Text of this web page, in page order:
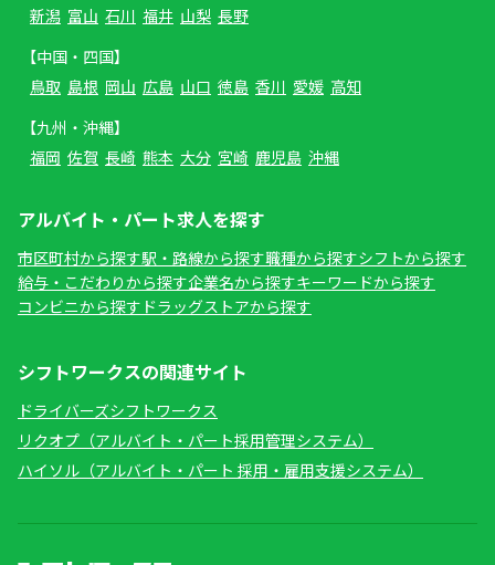
新潟 富山 石川 福井 山梨 長野
【中国・四国】
鳥取 島根 岡山 広島 山口 徳島 香川 愛媛 高知
【九州・沖縄】
福岡 佐賀 長崎 熊本 大分 宮崎 鹿児島 沖縄
アルバイト・パート求人を探す
市区町村から探す駅・路線から探す職種から探すシフトから探す
給与・こだわりから探す企業名から探すキーワードから探す
コンビニから探す ドラッグストアから探す
シフトワークスの関連サイト
ドライバーズシフトワークス
リクオプ（アルバイト・パート採用管理システム）
ハイソル（アルバイト・パート 採用・雇用支援システム）